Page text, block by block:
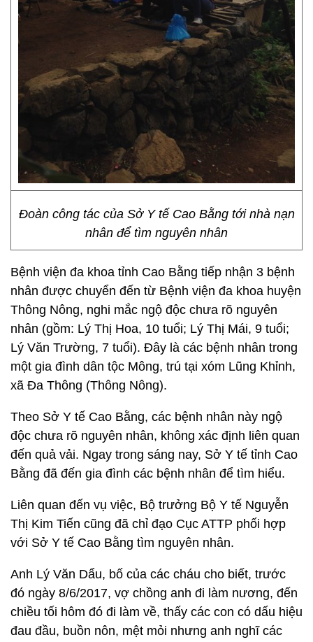
Đoàn công tác của Sở Y tế Cao Bằng tới nhà nạn
nhân để tìm nguyên nhân
Bệnh viện đa khoa tỉnh Cao Bằng tiếp nhận 3 bệnh
nhân được chuyển đến từ Bệnh viện đa khoa huyện
Thông Nông, nghi mắc ngộ độc chưa rõ nguyên
nhân (gồm: Lý Thị Hoa, 10 tuổi; Lý Thị Mái, 9 tuổi;
Lý Văn Trường, 7 tuổi). Đây là các bệnh nhân trong
một gia đình dân tộc Mông, trú tại xóm Lũng Khỉnh,
xã Đa Thông (Thông Nông).
Theo Sở Y tế Cao Bằng, các bệnh nhân này ngộ
độc chưa rõ nguyên nhân, không xác định liên quan
đến quả vải. Ngay trong sáng nay, Sở Y tế tỉnh Cao
Bằng đã đến gia đình các bệnh nhân để tìm hiểu.
Liên quan đến vụ việc, Bộ trưởng Bộ Y tế Nguyễn
Thị Kim Tiến cũng đã chỉ đạo Cục ATTP phối hợp
với Sở Y tế Cao Bằng tìm nguyên nhân.
Anh Lý Văn Dẩu, bố của các cháu cho biết, trước
đó ngày 8/6/2017, vợ chồng anh đi làm nương, đến
chiều tối hôm đó đi làm về, thấy các con có dấu hiệu
đau đầu, buồn nôn, mệt mỏi nhưng anh nghĩ các